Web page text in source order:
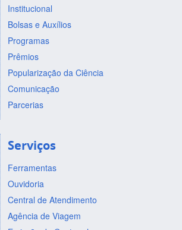
Institucional
Bolsas e Auxílios
Programas
Prêmios
Popularização da Ciência
Comunicação
Parcerias
Serviços
Ferramentas
Ouvidoria
Central de Atendimento
Agência de Viagem